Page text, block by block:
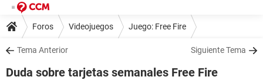
Foros Videojuegos Juego: Free Fire
Tema Anterior Siguiente Tema
Duda sobre tarjetas semanales Free Fire